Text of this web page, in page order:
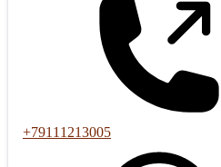
+79111213005